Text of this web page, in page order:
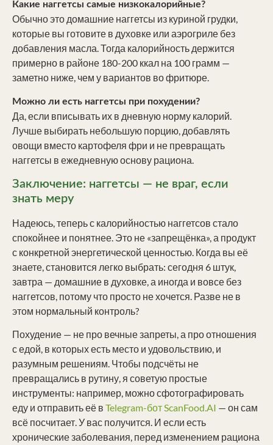
Какие наггетсы самые низкокалорийные?
Обычно это домашние наггетсы из куриной грудки,
которые вы готовите в духовке или аэрогриле без
добавления масла. Тогда калорийность держится
примерно в районе 180-200 ккал на 100 грамм —
заметно ниже, чем у вариантов во фритюре.
Можно ли есть наггетсы при похудении?
Да, если вписывать их в дневную норму калорий.
Лучше выбирать небольшую порцию, добавлять
овощи вместо картофеля фри и не превращать
наггетсы в ежедневную основу рациона.
Заключение: наггетсы — не враг, если
знать меру
Надеюсь, теперь с калорийностью наггетсов стало
спокойнее и понятнее. Это не «запрещёнка», а продукт
с конкретной энергетической ценностью. Когда вы её
знаете, становится легко выбрать: сегодня 6 штук,
завтра — домашние в духовке, а иногда и вовсе без
наггетсов, потому что просто не хочется. Разве не в
этом нормальный контроль?
Похудение — не про вечные запреты, а про отношения
с едой, в которых есть место и удовольствию, и
разумным решениям. Чтобы подсчёты не
превращались в рутину, я советую простые
инструменты: например, можно сфотографировать
еду и отправить её в Telegram-бот ScanFood.AI — он сам
всё посчитает. У вас получится. И если есть
хронические заболевания, перед изменением рациона